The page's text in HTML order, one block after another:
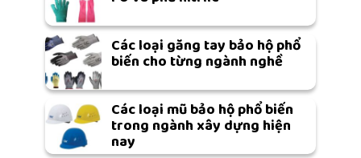
Các loại găng tay bảo hộ phổ
biến cho từng ngành nghề
Các loại mũ bảo hộ phổ biến
trong ngành xây dựng hiện
nay